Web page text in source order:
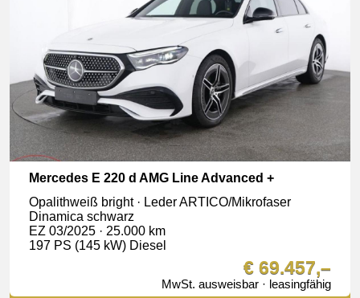
Mercedes E 220 d AMG Line Advanced +
Opalithweiß bright · Leder ARTICO/Mikrofaser
Dinamica schwarz
EZ 03/2025 · 25.000 km
197 PS (145 kW) Diesel
€ 69.457,–
MwSt. ausweisbar · leasingfähig